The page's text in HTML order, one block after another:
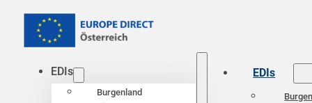
EDIs
Burgenland
EDIs